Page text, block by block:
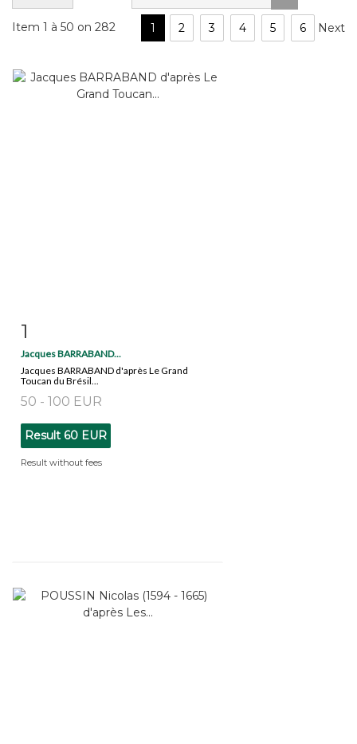
Item 1 à 50 on 282 1 2 3 4 5 6 Next
1
Jacques BARRABAND...
Jacques BARRABAND d'après Le Grand
Toucan du Brésil...
50 - 100 EUR
Result 60 EUR
Result without fees